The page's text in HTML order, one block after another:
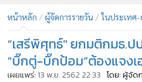
• บันเทิง
ผู้จัดการรายวัน
คอลัมนิสต์
ละคร
หน้าหลัก ผู้จัดการรายวัน ในประเทศ-
“เสรีพิศุทธ์" ยกมติกมธ.ป
“บิ๊กตู่-บิ๊กป้อม”ต้องแจงเ
เผยแพร่: 13 พ.ย. 2562 22:33 โดย: ผู้จัด